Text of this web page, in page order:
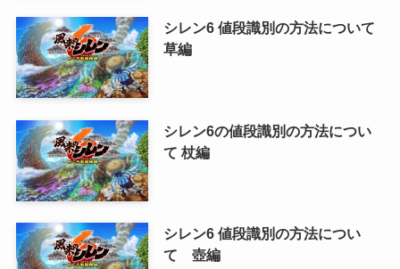
シレン6 値段識別の方法について
草編
シレン6の値段識別の方法につい
て 杖編
シレン6 値段識別の方法につい
て 壺編